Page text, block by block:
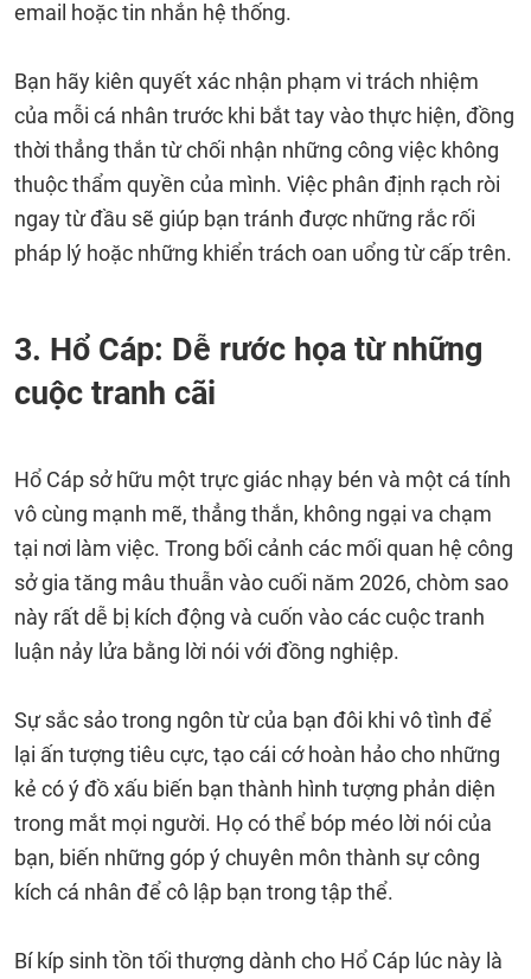
email hoặc tin nhắn hệ thống.
Bạn hãy kiên quyết xác nhận phạm vi trách nhiệm
của mỗi cá nhân trước khi bắt tay vào thực hiện, đồng
thời thẳng thắn từ chối nhận những công việc không
thuộc thẩm quyền của mình. Việc phân định rạch ròi
ngay từ đầu sẽ giúp bạn tránh được những rắc rối
pháp lý hoặc những khiển trách oan uổng từ cấp trên.
3. Hổ Cáp: Dễ rước họa từ những
cuộc tranh cãi
Hổ Cáp sở hữu một trực giác nhạy bén và một cá tính
vô cùng mạnh mẽ, thẳng thắn, không ngại va chạm
tại nơi làm việc. Trong bối cảnh các mối quan hệ công
sở gia tăng mâu thuẫn vào cuối năm 2026, chòm sao
này rất dễ bị kích động và cuốn vào các cuộc tranh
luận nảy lửa bằng lời nói với đồng nghiệp.
Sự sắc sảo trong ngôn từ của bạn đôi khi vô tình để
lại ấn tượng tiêu cực, tạo cái cớ hoàn hảo cho những
kẻ có ý đồ xấu biến bạn thành hình tượng phản diện
trong mắt mọi người. Họ có thể bóp méo lời nói của
bạn, biến những góp ý chuyên môn thành sự công
kích cá nhân để cô lập bạn trong tập thể.
Bí kíp sinh tồn tối thượng dành cho Hổ Cáp lúc này là